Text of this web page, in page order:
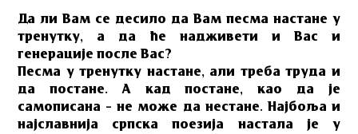
Да ли Вам се десило да Вам песма настане у
тренутку, а да ће надживети и Вас и
генерације после Вас?
Песма у тренутку настане, али треба труда и
да постане. А кад постане, као да је
самописана – не може да нестане. Најбоља и
најславнија српска поезија настала је у